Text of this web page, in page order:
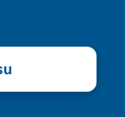
4 Poland